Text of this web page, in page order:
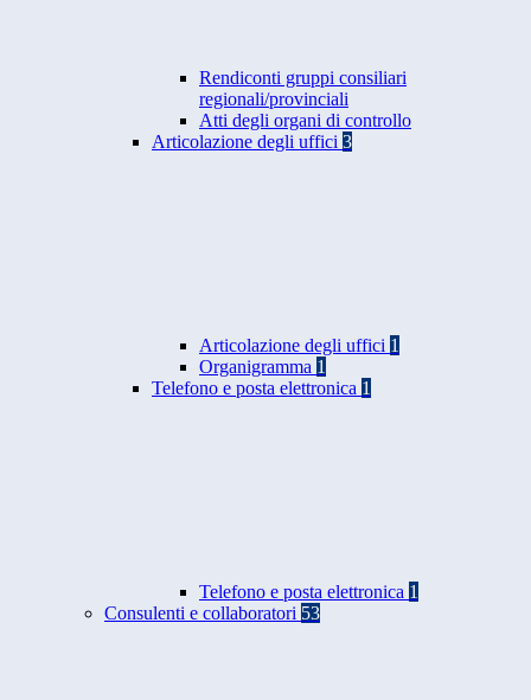
Rendiconti gruppi consiliari
regionali/provinciali
Atti degli organi di controllo
Articolazione degli uffici 3
Articolazione degli uffici 1
Organigramma 1
Telefono e posta elettronica 1
Telefono e posta elettronica 1
Consulenti e collaboratori 53